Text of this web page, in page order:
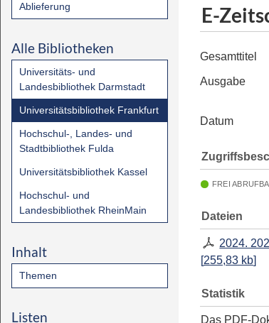
Ablieferung
Alle Bibliotheken
Universitäts- und
Landesbibliothek Darmstadt
Universitätsbibliothek Frankfurt
Hochschul-, Landes- und
Stadtbibliothek Fulda
Universitätsbibliothek Kassel
Hochschul- und
Landesbibliothek RheinMain
Inhalt
Themen
Listen
E-
Gesamttitel
Ausgabe
Datum
FREI
Dateien
2024.
[255,83 kb]
Statistik
Das PDF-